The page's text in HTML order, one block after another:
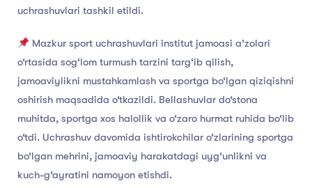
uchrashuvlari tashkil etildi.
Mazkur sport uchrashuvlari institut jamoasi a’zolari
o‘rtasida sog‘lom turmush tarzini targ‘ib qilish,
jamoaviylikni mustahkamlash va sportga bo‘lgan qiziqishni
oshirish maqsadida o‘tkazildi. Bellashuvlar do‘stona
muhitda, sportga xos halollik va o‘zaro hurmat ruhida bo‘lib
o‘tdi. Uchrashuv davomida ishtirokchilar o‘zlarining sportga
bo‘lgan mehrini, jamoaviy harakatdagi uyg‘unlikni va
kuch-g‘ayratini namoyon etishdi.